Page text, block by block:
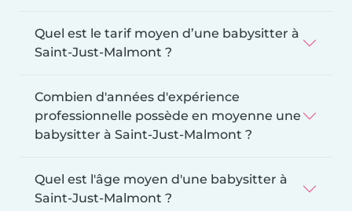
Quel est le tarif moyen d’une babysitter à
Saint-Just-Malmont ?
Combien d'années d'expérience
professionnelle possède en moyenne une
babysitter à Saint-Just-Malmont ?
Quel est l'âge moyen d'une babysitter à
Saint-Just-Malmont ?